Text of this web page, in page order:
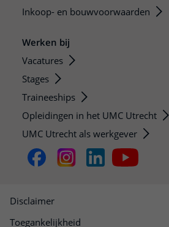
Inkoop- en bouwvoorwaarden
Werken bij
Vacatures
Stages
Traineeships
Opleidingen in het UMC Utrecht
UMC Utrecht als werkgever
Disclaimer
Toegankelijkheid